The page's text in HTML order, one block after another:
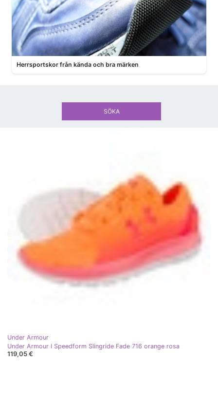
Herrsportskor från kända och bra märken
Under Armour
Under Armour I Speedform Slingride Fade 716 orange rosa
119,05 €
SÖKA